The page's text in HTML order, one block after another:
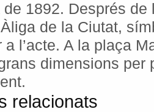
de 1892. Després de
de la Ciutat,
l’acte. A la plaça
dimensions per
relacionats